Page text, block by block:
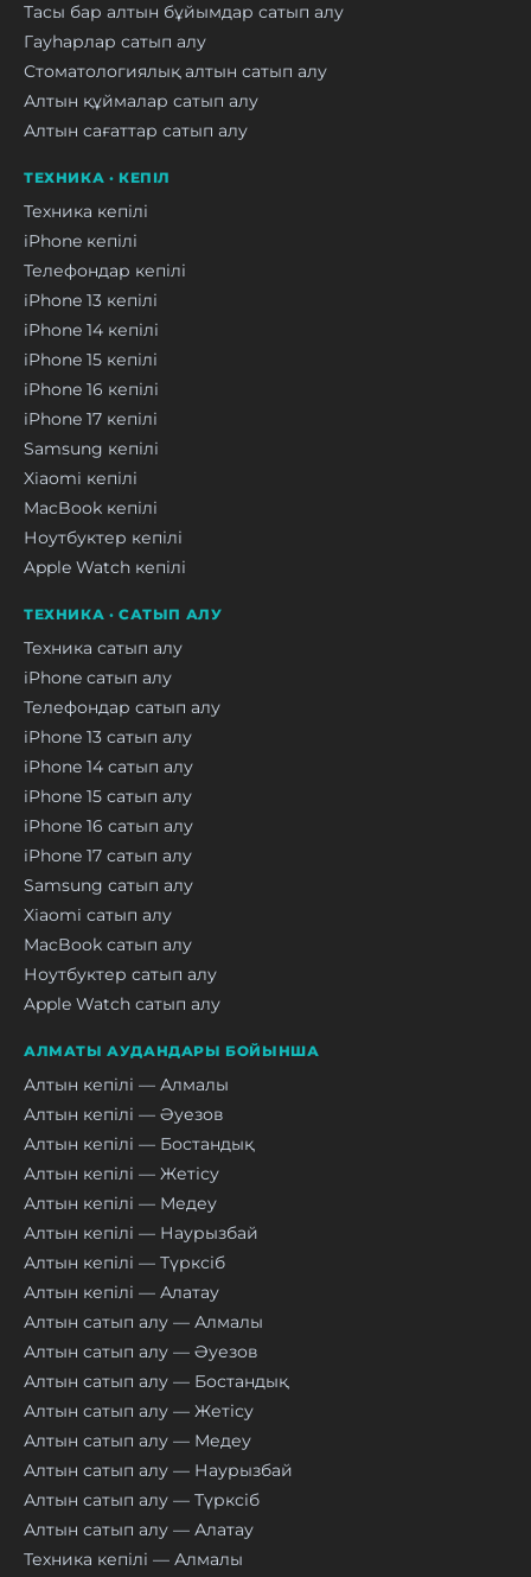
Тасы бар алтын бұйымдар сатып алу
Гауһарлар сатып алу
Стоматологиялық алтын сатып алу
Алтын құймалар сатып алу
Алтын сағаттар сатып алу
ТЕХНИКА · КЕПІЛ
Техника кепілі
iPhone кепілі
Телефондар кепілі
iPhone 13 кепілі
iPhone 14 кепілі
iPhone 15 кепілі
iPhone 16 кепілі
iPhone 17 кепілі
Samsung кепілі
Xiaomi кепілі
MacBook кепілі
Ноутбуктер кепілі
Apple Watch кепілі
ТЕХНИКА · САТЫП АЛУ
Техника сатып алу
iPhone сатып алу
Телефондар сатып алу
iPhone 13 сатып алу
iPhone 14 сатып алу
iPhone 15 сатып алу
iPhone 16 сатып алу
iPhone 17 сатып алу
Samsung сатып алу
Xiaomi сатып алу
MacBook сатып алу
Ноутбуктер сатып алу
Apple Watch сатып алу
АЛМАТЫ АУДАНДАРЫ БОЙЫНША
Алтын кепілі — Алмалы
Алтын кепілі — Әуезов
Алтын кепілі — Бостандық
Алтын кепілі — Жетісу
Алтын кепілі — Медеу
Алтын кепілі — Наурызбай
Алтын кепілі — Түрксіб
Алтын кепілі — Алатау
Алтын сатып алу — Алмалы
Алтын сатып алу — Әуезов
Алтын сатып алу — Бостандық
Алтын сатып алу — Жетісу
Алтын сатып алу — Медеу
Алтын сатып алу — Наурызбай
Алтын сатып алу — Түрксіб
Алтын сатып алу — Алатау
Техника кепілі — Алмалы